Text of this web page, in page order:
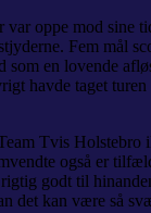
oppe mod sine
Fem mål
som en lovende
havde taget
Tvis Holstebro
også er
godt til
det kan være så